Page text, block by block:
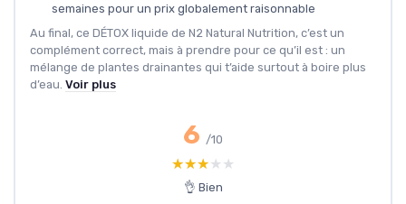
semaines pour un prix globalement raisonnable
Au final, ce DÉTOX liquide de N2 Natural Nutrition, c’est un
complément correct, mais à prendre pour ce qu’il est : un
mélange de plantes drainantes qui t’aide surtout à boire plus
d’eau. Voir plus
6 /10
★★★★★
★★★★★
👌 Bien